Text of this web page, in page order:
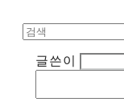
글쓴이